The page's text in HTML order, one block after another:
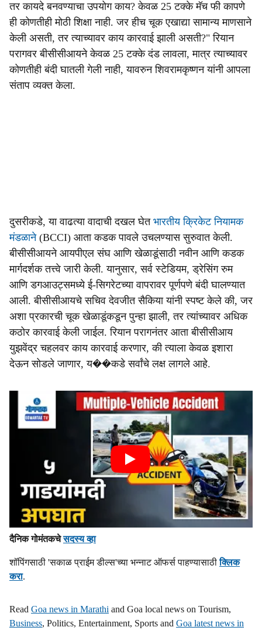
तर कायदे बनवण्याचा उपयोग काय? केवळ 25 टक्के मॅच फी कापणे
ही कोणतीही मोठी शिक्षा नाही. जर हीच चूक एखाद्या सामान्य माणसाने
केली असती, तर त्याच्यावर काय कारवाई झाली असती?" रियान
परागवर बीसीसीआयने केवळ 25 टक्के दंड लावला, मात्र त्याच्यावर
कोणतीही बंदी घातली गेली नाही, यावरुन शिवरामकृष्णन यांनी आपला
संताप व्यक्त केला.
दुसरीकडे, या वाढत्या वादाची दखल घेत भारतीय क्रिकेट नियामक
मंडळाने(BCCI) आता कडक पावले उचलण्यास सुरुवात केली.
बीसीसीआयने आयपीएल संघ आणि खेळाडूंसाठी नवीन आणि कडक
मार्गदर्शक तत्त्वे जारी केली. यानुसार, सर्व स्टेडियम, ड्रेसिंग रुम
आणि डगआउट्समध्ये ई-सिगरेटच्या वापरावर पूर्णपणे बंदी घालण्यात
आली. बीसीसीआयचे सचिव देवजीत सैकिया यांनी स्पष्ट केले की, जर
अशा प्रकारची चूक खेळाडूंकडून पुन्हा झाली, तर त्यांच्यावर अधिक
कठोर कारवाई केली जाईल. रियान परागनंतर आता बीसीसीआय
युझवेंद्र चहलवर काय कारवाई करणार, की त्याला केवळ इशारा
देऊन सोडले जाणार, य��कडे सर्वांचे लक्ष लागले आहे.
दैनिक गोमंतकचेसदस्य व्हा
शॉपिंगसाठी 'सकाळ प्राईम डील्स'च्या भन्नाट ऑफर्स पाहण्यासाठीक्लिक
करा.
Read Goa news in Marathi and Goa local news on Tourism,
Business, Politics, Entertainment, Sports and Goa latest news in